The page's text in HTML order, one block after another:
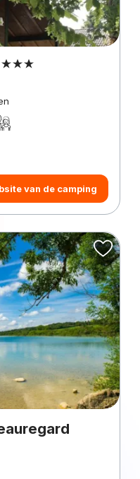
van de camping